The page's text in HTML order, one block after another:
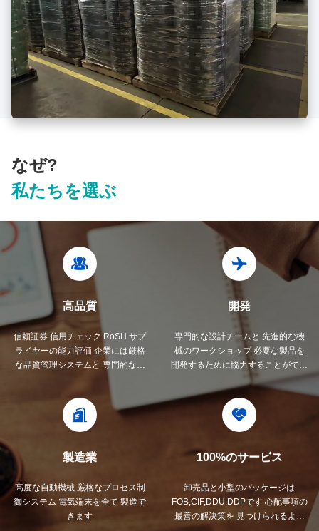
なぜ?
私たちを選ぶ
高品質
信頼証券 信用チェック RoSH サプ
ライヤーの能力評価 企業には厳格
な品質管理システムと 専門的なテ
開発
専門的な設計チームと 先進的な機
械のワークショップ 必要な製品を
開発するために協力することができ
ます.
製造業
高度な自動機械 厳格なプロセス制
御システム 電気端末を全て 製造で
きます
100%のサービス
卸売品と小型のパッケージは
FOB,CIF,DDU,DDPです 心配事項の
最善の解決策を 見つけられるよう